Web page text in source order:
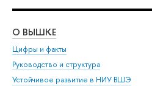
О ВЫШКЕ
Цифры и факты
Руководство и структура
Устойчивое развитие в НИУ ВШЭ